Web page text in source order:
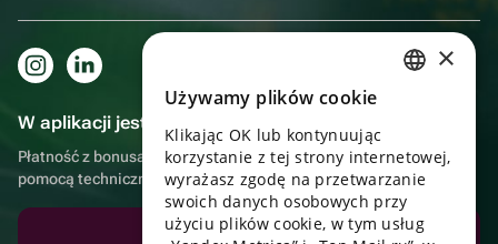
W aplikacji jest to jeszcze wygodniejsze!
Płatność z bonusami, samodzielna dostawa, wygodny czat z
pomocą techniczną
Pobierz aplikację
UKRAINIAN
PORTUGUESE
×
Używamy plików cookie
Klikając OK lub kontynuując
korzystanie z tej strony internetowej,
wyrażasz zgodę na przetwarzanie
swoich danych osobowych przy
użyciu plików cookie, w tym usług